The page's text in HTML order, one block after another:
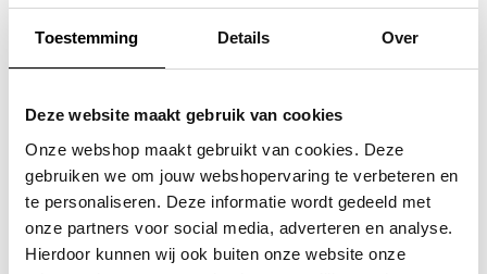
Toestemming Details Over
Deze website maakt gebruik van cookies
Onze webshop maakt gebruikt van cookies. Deze
gebruiken we om jouw webshopervaring te verbeteren en
te personaliseren. Deze informatie wordt gedeeld met
onze partners voor social media, adverteren en analyse.
Hierdoor kunnen wij ook buiten onze website onze
Doordeweeks voor 13.00 uur besteld, de volgende werkdag
verzonden.
Niet goed, geld terug
Stel een vraag over dit product